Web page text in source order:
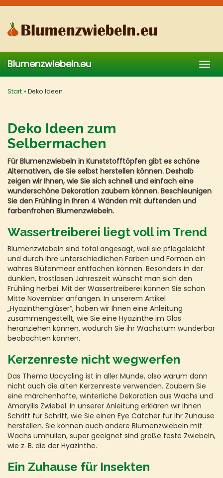
Skip
main
content
Blumenzwiebeln.eu
Start» Deko Ideen
Deko Ideen zum
Selbermachen
Für Blumenzwiebeln in Kunststofftöpfen gibt es schöne
Alternativen, die Sie selbst herstellen können. Deshalb
zeigen wir Ihnen, wie Sie sich schnell und einfach eine
wunderschöne Dekoration zaubern können. Beschleunigen
Sie den Frühling in Ihren 4 Wänden mit duftenden und
farbenfrohen Blumenzwiebeln.
Wassertreiberei liegt voll im Trend
Blumenzwiebeln sind total angesagt, weil sie pflegeleicht
und durch ihre unterschiedlichen Farben und Formen ein
wahres Blütenmeer entfachen können. Besonders in der
dunklen, trostlosen Jahreszeit wünscht man sich den
Frühling herbei. Mit der Wassertreiberei können Sie schon
Mitte November anfangen. In unserem Artikel
„Hyazinthengläser“, haben wir Ihnen eine Anleitung
zusammengestellt, wie Sie eine Hyazinthe im Glas
heranziehen können, wodurch Sie ihr Wachstum wunderbar
beobachten können.
Kerzenreste nicht wegwerfen
Das Thema Upcycling ist in aller Munde, also warum dann
nicht auch die alten Kerzenreste verwenden. Zaubern Sie
eine märchenhafte, winterliche Dekoration aus Wachs und
Amaryllis Zwiebel. In unserer Anleitung erklären wir Ihnen
Schritt für Schritt, wie Sie einen Eye Catcher für Ihr Zuhause
herstellen. Sie können auch andere Blumenzwiebeln mit
Wachs umhüllen, super geeignet sind große feste Zwiebeln,
wie z. B. die der Hyazinthe.
Ein Zuhause für Insekten